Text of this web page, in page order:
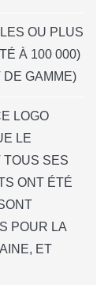
OU PLUS
À 100 000)
GAMME)
LOGO
LE
TOUS SES
ONT ÉTÉ
POUR LA
ET